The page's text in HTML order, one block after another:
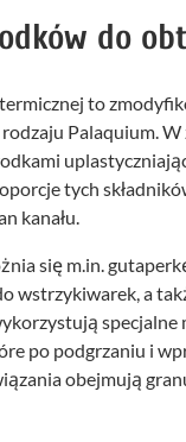
do
to
Palaquium.
tych
kanału.
się m.in.
wstrzykiwarek, a
po podgrzaniu i
obejmują